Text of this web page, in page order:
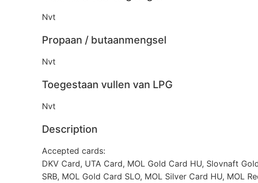
Nvt
Propaan / butaanmengsel
Nvt
Toegestaan vullen van LPG
Nvt
Description
Accepted cards:
DKV Card, UTA Card, MOL Gold Card HU, Slovnaft
SRB, MOL Gold Card SLO, MOL Silver Card HU, MOL